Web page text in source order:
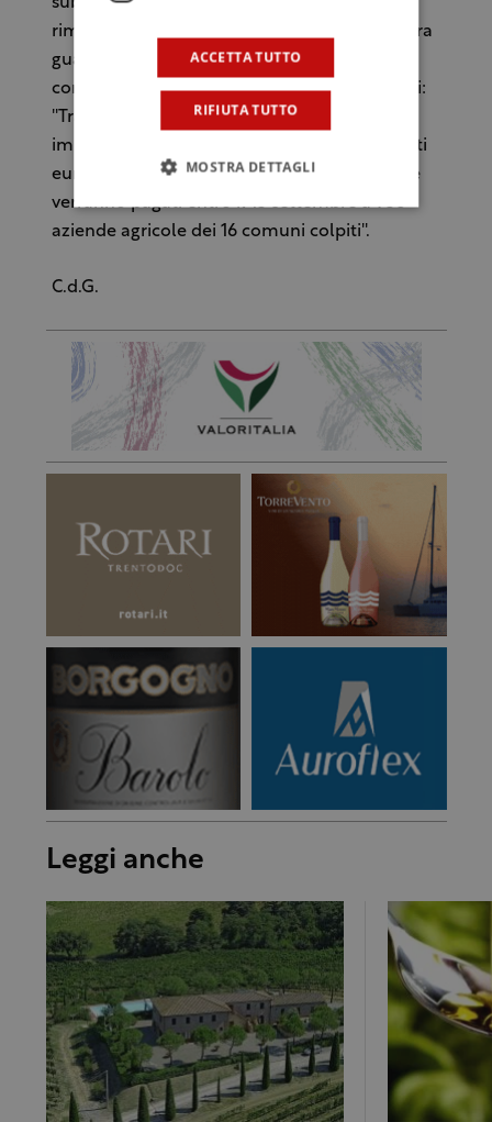
rimanere tenacemente ancorati alla loro terra
guardando al futuro”. Il ministro ha anche
confermato la notizia diffusa nei giorni scorsi:
''Tramite Agea abbiamo stabilito un aiuto
immediato attraverso l'anticipo dei contributi
europei per un totale di 5 milioni di euro che
verranno pagati entro il 15 settembre a 958
aziende agricole dei 16 comuni colpiti''.
C.d.G.
Leggi anche
ACCETTA TUTTO
RIFIUTA TUTTO
MOSTRA DETTAGLI